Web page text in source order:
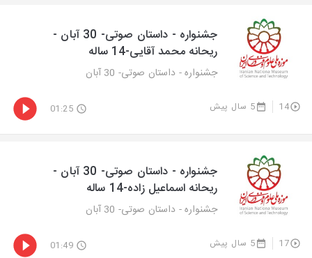
جشنواره - داستان صوتی- 30 آبان -
ریحانه محمد آقایی-14 ساله
جشنواره - داستان صوتی- 30 آبان
14 5 سال پیش 01:25
جشنواره - داستان صوتی- 30 آبان -
ریحانه اسماعیل زاده-14 ساله
جشنواره - داستان صوتی- 30 آبان
17 5 سال پیش 01:49